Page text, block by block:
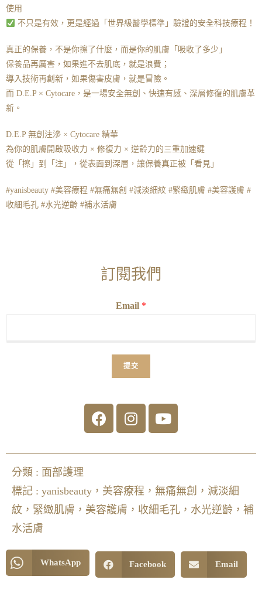
使用
不只是有效，更是經過「世界級醫學標準」驗證的安全科技療程！
真正的保養，不是你擦了什麼，而是你的肌膚「吸收了多少」
保養品再厲害，如果進不去肌底，就是浪費；
導入技術再創新，如果傷害皮膚，就是冒險。
而 D.E.P × Cytocare，是一場安全無創、快速有感、深層修復的肌膚革
新。
D.E.P 無創注滲 × Cytocare 精華
為你的肌膚開啟吸收力 × 修復力 × 逆齡力的三重加速鍵
從「擦」到「注」，從表面到深層，讓保養真正被「看見」
#yanisbeauty #美容療程 #無痛無創 #減淡細紋 #緊緻肌膚 #美容護膚 #
收細毛孔 #水光逆齡 #補水活膚
訂閱我們
Email *
提交
分類 : 面部護理
標記 : yanisbeauty，美容療程，無痛無創，減淡細
紋，緊緻肌膚，美容護膚，收細毛孔，水光逆齡，補
水活膚
WhatsApp Facebook Email